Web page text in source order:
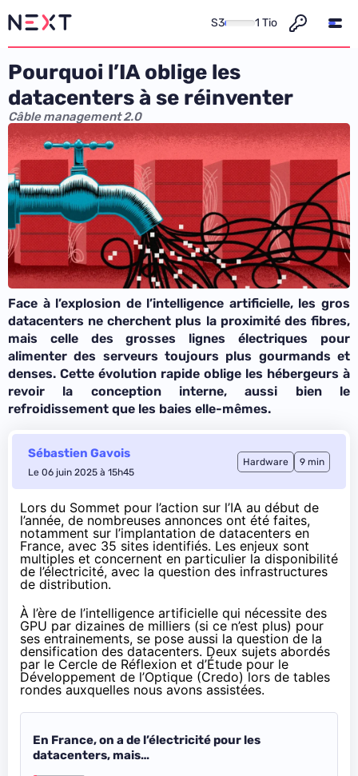
S3 1 Tio
Pourquoi l’IA oblige les
datacenters à se réinventer
Câble management 2.0
Face à l’explosion de l’intelligence artificielle, les gros
datacenters ne cherchent plus la proximité des fibres,
mais celle des grosses lignes électriques pour
alimenter des serveurs toujours plus gourmands et
denses. Cette évolution rapide oblige les hébergeurs à
revoir la conception interne, aussi bien le
refroidissement que les baies elle-mêmes.
Sébastien Gavois
Le 06 juin 2025 à 15h45
Hardware 9 min
Lors du Sommet pour l’action sur l’IA au début de
l’année, de nombreuses annonces ont été faites,
notamment sur l’implantation de datacenters en
France, avec 35 sites identifiés. Les enjeux sont
multiples et concernent en particulier la disponibilité
de l’électricité, avec la question des infrastructures
de distribution.
À l’ère de l’intelligence artificielle qui nécessite des
GPU par dizaines de milliers (si ce n’est plus) pour
ses entrainements, se pose aussi la question de la
densification des datacenters. Deux sujets abordés
par le Cercle de Réflexion et d’Étude pour le
Développement de l’Optique (Credo) lors de tables
rondes auxquelles nous avons assistées.
En France, on a de l’électricité pour les
datacenters, mais…